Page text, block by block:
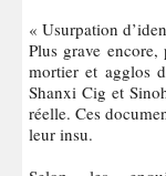
« Usurpation
Plus grave
mortier et agglos
Shanxi Cig et
réelle. Ces
leur insu.